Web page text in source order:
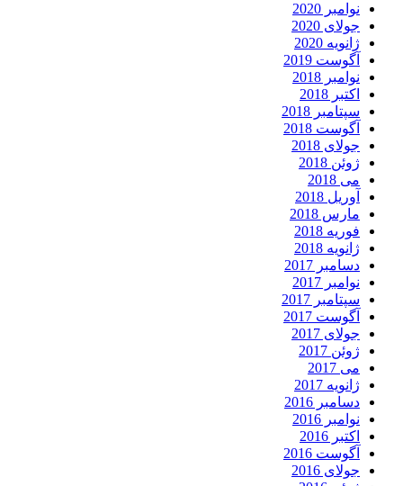
نوامبر 2020
جولای 2020
ژانویه 2020
آگوست 2019
نوامبر 2018
اکتبر 2018
سپتامبر 2018
آگوست 2018
جولای 2018
ژوئن 2018
می 2018
آوریل 2018
مارس 2018
فوریه 2018
ژانویه 2018
دسامبر 2017
نوامبر 2017
سپتامبر 2017
آگوست 2017
جولای 2017
ژوئن 2017
می 2017
ژانویه 2017
دسامبر 2016
نوامبر 2016
اکتبر 2016
آگوست 2016
جولای 2016